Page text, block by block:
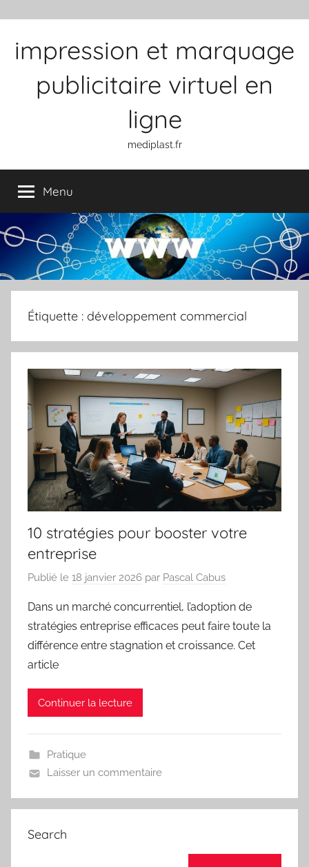
impression et marquage
publicitaire virtuel en
ligne
mediplast.fr
Menu
Étiquette : développement commercial
10 stratégies pour booster votre
entreprise
Publié le 18 janvier 2026 par Pascal Cabus
Dans un marché concurrentiel, l’adoption de
stratégies entreprise efficaces peut faire toute la
différence entre stagnation et croissance. Cet
article
Continuer la lecture
Pratique
Laisser un commentaire
Search